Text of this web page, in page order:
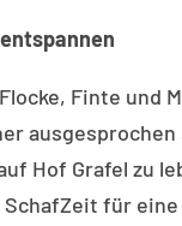
Finte und
Hof Grafel zu
für eine